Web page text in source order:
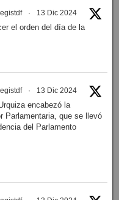
· 13 Dic 2024
el orden del día de la
· 13 Dic 2024
encabezó la
Parlamentaria, que se llevó
del Parlamento